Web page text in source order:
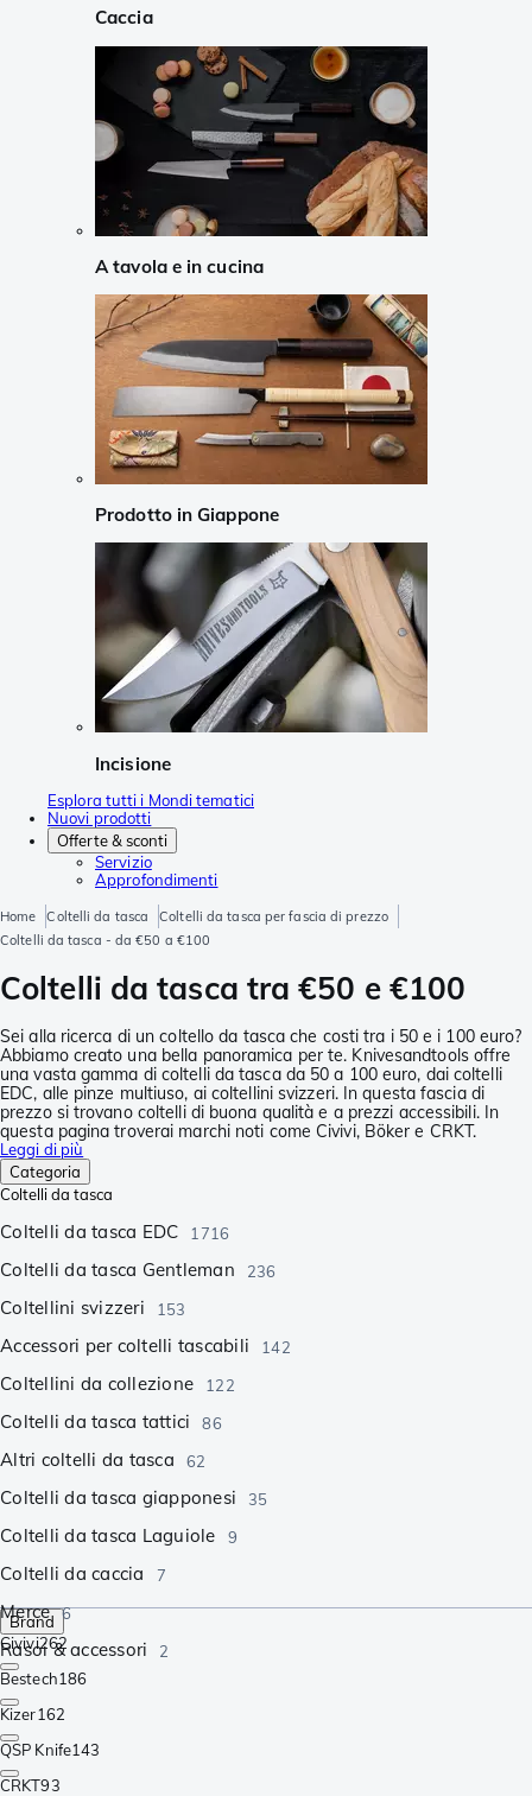
Caccia
A tavola e in cucina
Prodotto in Giappone
Incisione
Esplora tutti i Mondi tematici
Nuovi prodotti
Offerte & sconti
Servizio
Approfondimenti
Home Coltelli da tasca
Coltelli da tasca per fascia di prezzo
Coltelli da tasca - da €50 a €100
Coltelli da tasca tra €50 e €100
Sei alla ricerca di un coltello da tasca che costi tra i 50 e i 100 euro?
Abbiamo creato una bella panoramica per te. Knivesandtools offre
una vasta gamma di coltelli da tasca da 50 a 100 euro, dai coltelli
EDC, alle pinze multiuso, ai coltellini svizzeri. In questa fascia di
prezzo si trovano coltelli di buona qualità e a prezzi accessibili. In
questa pagina troverai marchi noti come Civivi, Böker e CRKT.
Leggi di più
Categoria
Coltelli da tasca
Coltelli da tasca EDC 1716
Coltelli da tasca Gentleman 236
Coltellini svizzeri 153
Accessori per coltelli tascabili 142
Coltellini da collezione 122
Coltelli da tasca tattici 86
Altri coltelli da tasca 62
Coltelli da tasca giapponesi 35
Coltelli da tasca Laguiole 9
Coltelli da caccia 7
Merce 6
Rasoi & accessori 2
Brand
Civivi262
Bestech186
Kizer162
QSP Knife143
CRKT93